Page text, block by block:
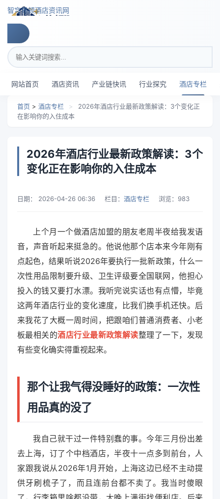
跳转到主要内容
智穹界顿酒店资讯网
搜索关键词
网站首页 酒店资讯 产业链快讯 行业探究 酒店专栏
首页 > 酒店专栏 >
2026年酒店行业最新政策解读：3个变化正
在影响你的入住成本
2026年酒店行业最新政策解读：3个
变化正在影响你的入住成本
日期： 2026-04-26 06:36 栏目： 酒店专栏 浏览： 983
上个月一个做酒店加盟的朋友老周半夜给我发语
音，声音听起来挺急的。他说他那个店本来今年刚有
点起色，结果听说2026年要执行一批新政策，什么一
次性用品限制要升级、卫生评级要全国联网，他担心
投入的钱又要打水漂。我听完说实话也有点懵，毕竟
这两年酒店行业的变化速度，比我们换手机还快。后
来我花了大概一周时间，把跟咱们普通消费者、小老
板最相关的酒店行业最新政策解读整理了一下，发现
有些变化确实得重视起来。
那个让我气得没睡好的政策：一次性
用品真的没了
我自己就干过一件特别蠢的事。今年三月份出差
去上海，订了个中档酒店，半夜十一点多到前台，人
家跟我说从2026年1月开始，上海这边已经不主动提
供牙刷梳子了，而且连前台都不卖了。我当时傻眼